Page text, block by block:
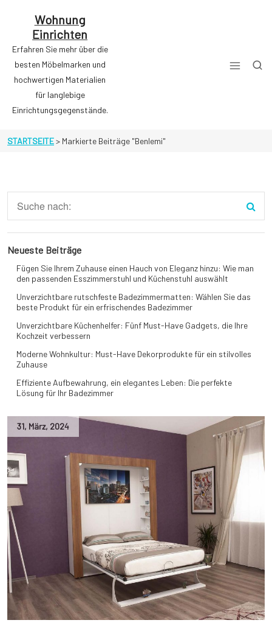
Wohnung
Einrichten
Erfahren Sie mehr über die
besten Möbelmarken und
hochwertigen Materialien
für langlebige
Einrichtungsgegenstände.
STARTSEITE> Markierte Beiträge "Benlemi"
31, März, 2024
Neueste Beiträge
Fügen Sie Ihrem Zuhause einen Hauch von Eleganz hinzu: Wie man
den passenden Esszimmerstuhl und Küchenstuhl auswählt
Unverzichtbare rutschfeste Badezimmermatten: Wählen Sie das
beste Produkt für ein erfrischendes Badezimmer
Unverzichtbare Küchenhelfer: Fünf Must-Have Gadgets, die Ihre
Kochzeit verbessern
Moderne Wohnkultur: Must-Have Dekorprodukte für ein stilvolles
Zuhause
Effiziente Aufbewahrung, ein elegantes Leben: Die perfekte
Lösung für Ihr Badezimmer